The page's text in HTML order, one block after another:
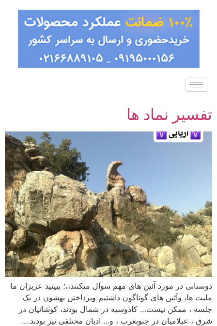
تفسیر نماد ها
دوستانی در مورد آئین های مهم سوال میکنند،،؛ ببینید عزیزان ما
ملیت ها، وآئین های گوناگون داشتیم وپرداختن بهشون در یک
جلسه ، ممکن نیست… کادوسیه در شمال بودند، کوشانیان در
شرق ، عیلامیان در جنوبغرب ، و… ادیان مختلفی نیز بودند….